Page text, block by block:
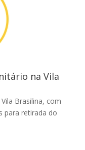
na Vila
Brasilina, com
para retirada do